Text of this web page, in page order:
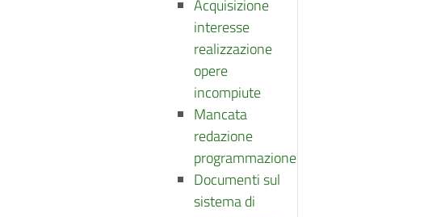
Acquisizione
interesse
realizzazione
opere
incompiute
Mancata
redazione
programmazione
Documenti sul
sistema di